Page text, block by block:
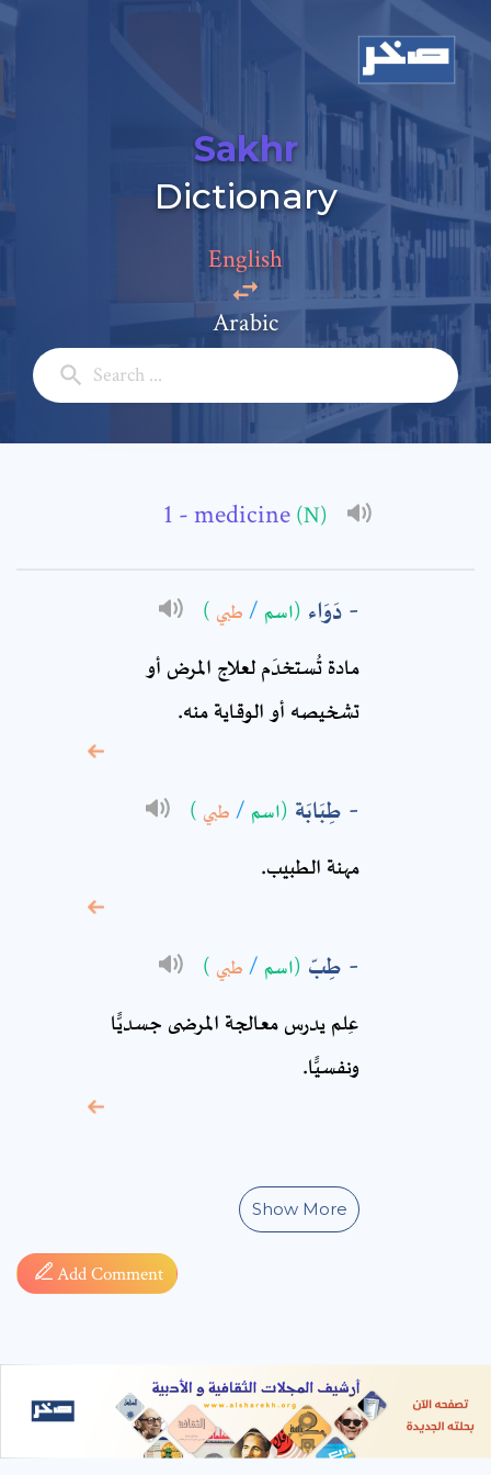
Sakhr
Dictionary
English
Arabic
- medicine (N)
دَوَاء (اسم / طبي )
مادة تُستخدَم لعلاج المرض أو
تشخيصه أو الوقاية منه.
طِبَابَة (اسم / طبي )
مهنة الطبيب‏.
طِبّ (اسم / طبي )
عِلم يدرس معالجة المرضى جسديًّا
ونفسيًّا.
Show More
Add Comment
Add a comment
Email: *
Subject: *
Comment: *
required fields